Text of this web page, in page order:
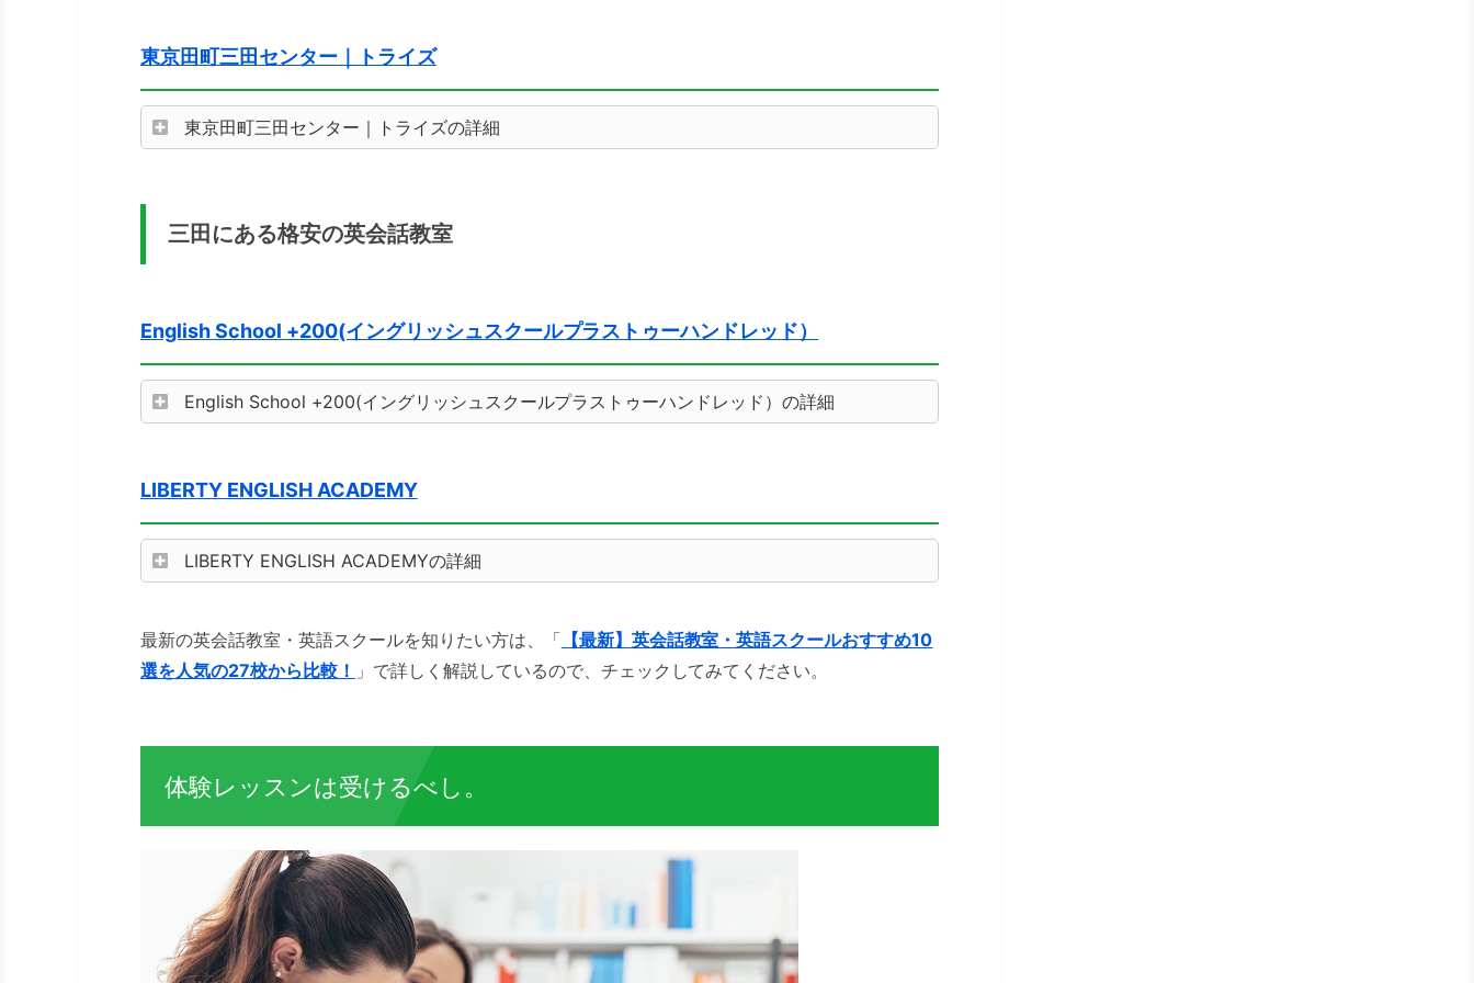
東京田町三田センター｜トライズ
東京田町三田センター｜トライズの詳細
三田にある格安の英会話教室
English School +200(イングリッシュスクールプラストゥーハンドレッド）
English School +200(イングリッシュスクールプラストゥーハンドレッド）の詳細
LIBERTY ENGLISH ACADEMY
LIBERTY ENGLISH ACADEMYの詳細
最新の英会話教室・英語スクールを知りたい方は、「 【最新】英会話教室・英語スクールおすすめ10
選を人気の27校から比較！ 」で詳しく解説しているので、チェックしてみてください。
体験レッスンは受けるべし。